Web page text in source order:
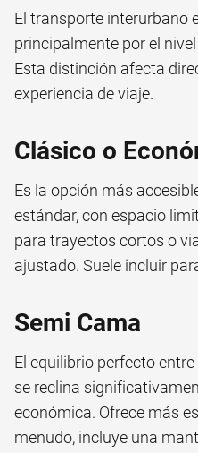
El transporte interurbano
principalmente por el
Esta distinción afecta
experiencia de viaje.
Clásico o
Es la opción más
estándar, con espacio
para trayectos cortos o
ajustado. Suele incluir
Semi Cama
El equilibrio perfecto
se reclina
económica. Ofrece más
menudo, incluye una